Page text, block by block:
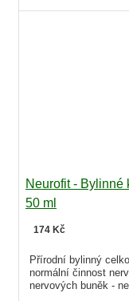
Neurofit - Bylinné
50 ml
174 Kč
Přírodní bylinný
normální činnost
nervových buněk -